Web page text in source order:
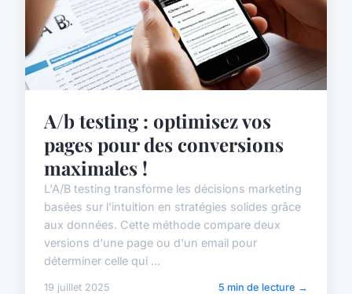
A/b testing : optimisez vos
pages pour des conversions
maximales !
L'A/B testing transforme les décisions marketing
basées sur l'intuition en stratégies solides grâce
aux données. Cette méthode compare deux
versions d'une page ou d'un email pour
déterminer celle qui ...
19 juillet 2025 5 min de lecture →